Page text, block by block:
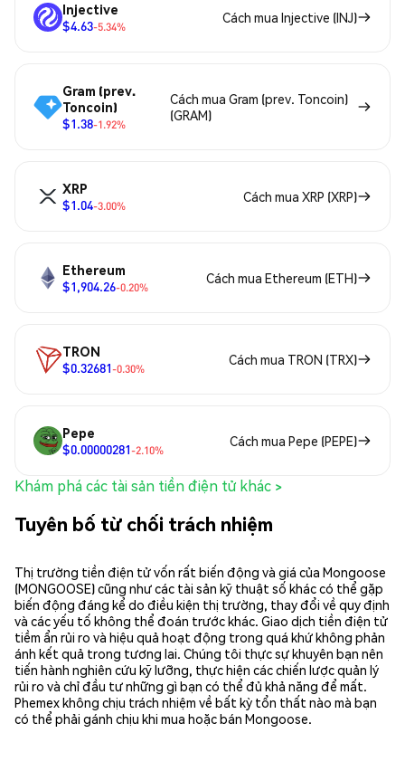
Injective
$4.63-5.34%
Cách mua Injective (INJ)
Gram (prev.
Toncoin)
$1.38-1.92%
Cách mua Gram (prev. Toncoin)
(GRAM)
XRP
$1.04-3.00%
Cách mua XRP (XRP)
Ethereum
$1,904.26-0.20%
Cách mua Ethereum (ETH)
TRON
$0.32681-0.30%
Cách mua TRON (TRX)
Pepe
$0.00000281-2.10%
Cách mua Pepe (PEPE)
Khám phá các tài sản tiền điện tử khác >
Tuyên bố từ chối trách nhiệm
Thị trường tiền điện tử vốn rất biến động và giá của Mongoose
(MONGOOSE) cũng như các tài sản kỹ thuật số khác có thể gặp
biến động đáng kể do điều kiện thị trường, thay đổi về quy định
và các yếu tố không thể đoán trước khác. Giao dịch tiền điện tử
tiềm ẩn rủi ro và hiệu quả hoạt động trong quá khứ không phản
ánh kết quả trong tương lai. Chúng tôi thực sự khuyên bạn nên
tiến hành nghiên cứu kỹ lưỡng, thực hiện các chiến lược quản lý
rủi ro và chỉ đầu tư những gì bạn có thể đủ khả năng để mất.
Phemex không chịu trách nhiệm về bất kỳ tổn thất nào mà bạn
có thể phải gánh chịu khi mua hoặc bán Mongoose.